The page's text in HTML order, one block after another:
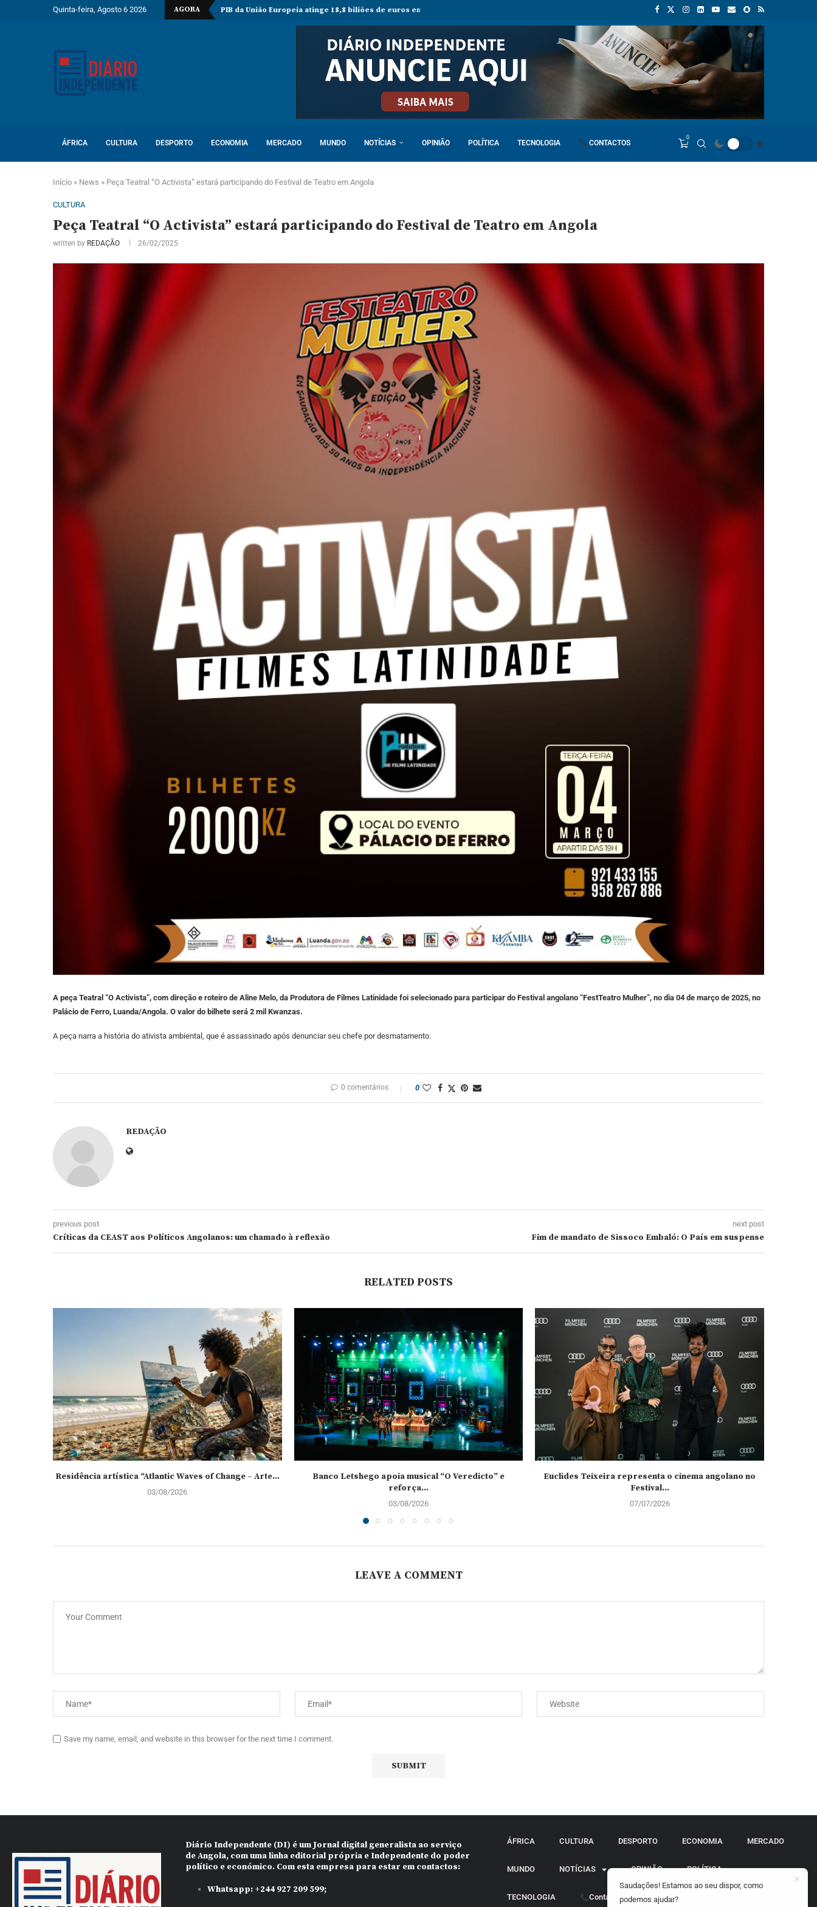
Quinta-feira, Agosto 6 2026 AGORA
do poço Katambi-2 do bloco 24 PIB da União Europeia atinge 18,8 biliões de euros em 2025 e Alemanha reforça liderança económica Empresas chinesas anunciam investimento de 150 milhões de
ÁFRICA CULTURA DESPORTO ECONOMIA MERCADO MUNDO NOTÍCIAS OPINIÃO POLÍTICA TECNOLOGIA CONTACTOS
0
Início » News » Peça Teatral “O Activista” estará participando do Festival de Teatro em Angola
CULTURA
Peça Teatral “O Activista” estará participando do Festival de Teatro em Angola
written by REDAÇÃO 26/02/2025
A peça Teatral “O Activista”, com direção e roteiro de Aline Melo, da Produtora de Filmes Latinidade foi selecionado para participar do Festival angolano “FestTeatro Mulher”, no dia 04 de março de 2025, no
Palácio de Ferro, Luanda/Angola. O valor do bilhete será 2 mil Kwanzas.
A peça narra a história do ativista ambiental, que é assassinado após denunciar seu chefe por desmatamento.
0 comentários 0
REDAÇÃO
previous post
Críticas da CEAST aos Políticos Angolanos: um chamado à reflexão
next post
Fim de mandato de Sissoco Embaló: O País em suspense
RELATED POSTS
Residência artística “Atlantic Waves of Change – Arte...
03/08/2026
Banco Letshego apoia musical “O Veredicto” e
reforça...
03/08/2026
Euclides Teixeira representa o cinema angolano no
Festival...
07/07/2026
LEAVE A COMMENT
Save my name, email, and website in this browser for the next time I comment.
Diário Independente (DI) é um Jornal digital generalista ao serviço
de Angola, com uma linha editorial própria e Independente do poder
político e económico. Com esta empresa para estar em contactos:
Whatsapp:+244 927 209 599;
ÁFRICA CULTURA DESPORTO ECONOMIA MERCADO
MUNDO NOTÍCIAS OPINIÃO POLÍTICA
TECNOLOGIA Contactos
Saudações! Estamos ao seu dispor, como
podemos ajudar?